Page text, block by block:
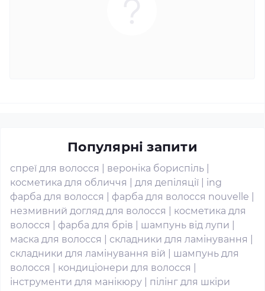
Популярні запити
спреї для волосся вероніка бориспіль
косметика для обличчя
для депіляції
ing
фарба для волосся
фарба для волосся nouvelle
незмивний догляд для волосся
косметика для
волосся
фарба для брів шампунь від лупи
маска для волосся
складники для ламінування
складники для ламінування вій
шампунь для
волосся
кондиціонери для волосся
інструменти для манікюру
пілінг для шкіри